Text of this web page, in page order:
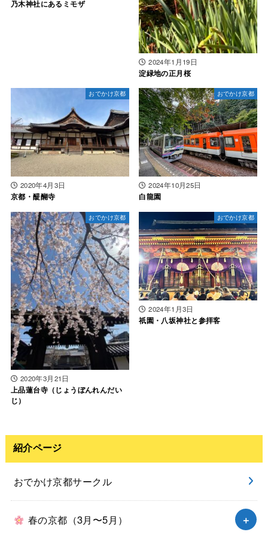
乃木神社にあるミモザ
2024年1月19日
淀緑地の正月桜
おでかけ京都
2020年4月3日
京都・醍醐寺
おでかけ京都
2024年10月25日
白龍園
おでかけ京都
2020年3月21日
上品蓮台寺（じょうぼんれんだい
じ）
おでかけ京都
2024年1月3日
祇園・八坂神社と参拝客
紹介ページ
おでかけ京都サークル
春の京都（3月〜5月）